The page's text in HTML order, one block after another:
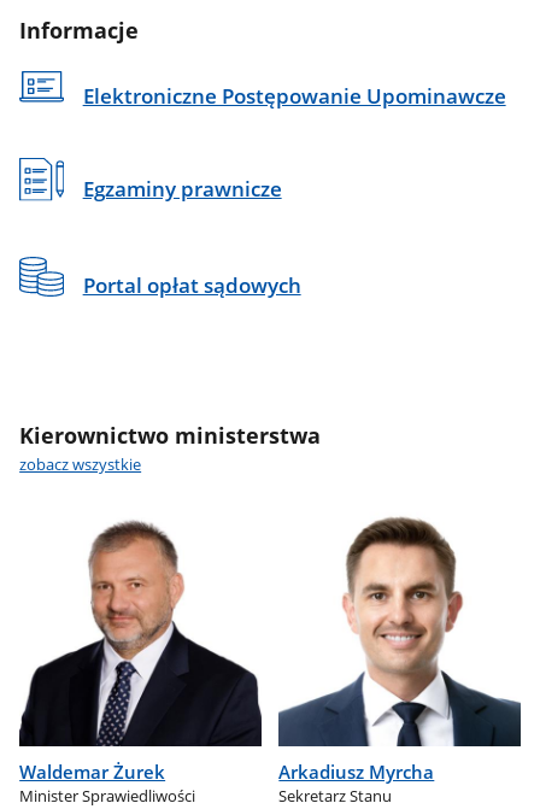
Informacje
Elektroniczne Postępowanie Upominawcze
Egzaminy prawnicze
Portal opłat sądowych
Kierownictwo ministerstwa
zobacz wszystkie
Waldemar Żurek
Minister Sprawiedliwości
Arkadiusz Myrcha
Sekretarz Stanu